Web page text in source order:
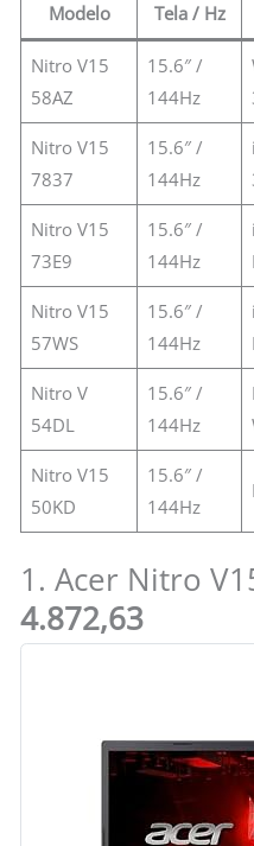
Modelo Tela / Hz
Nitro V15
58AZ
15.6″ /
144Hz
Nitro V15
7837
15.6″ /
144Hz
Nitro V15
73E9
15.6″ /
144Hz
Nitro V15
57WS
15.6″ /
144Hz
Nitro V
54DL
15.6″ /
144Hz
Nitro V15
50KD
15.6″ /
144Hz
1. Acer Nitro
4.872,63